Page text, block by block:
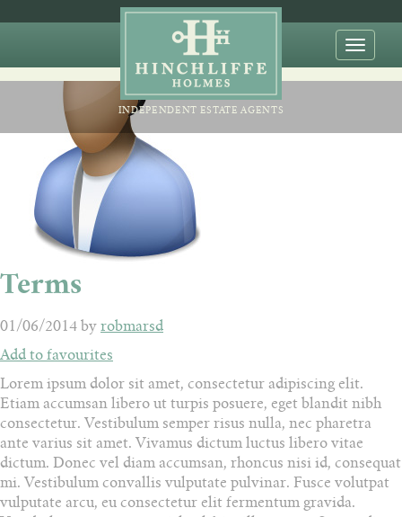
Toggle
Terms
01/06/2014 byrobmarsd
Add to favourites
Lorem ipsum dolor sit amet, consectetur adipiscing elit.
Etiam accumsan libero ut turpis posuere, eget blandit nibh
consectetur. Vestibulum semper risus nulla, nec pharetra
ante varius sit amet. Vivamus dictum luctus libero vitae
dictum. Donec vel diam accumsan, rhoncus nisi id, consequat
mi. Vestibulum convallis vulputate pulvinar. Fusce volutpat
vulputate arcu, eu consectetur elit fermentum gravida.
INDEPENDENT ESTATE AGENTS